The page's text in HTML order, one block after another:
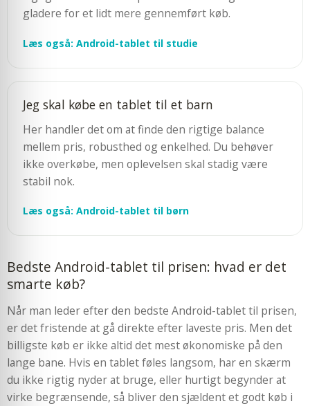
gladere for et lidt mere gennemført køb.
Læs også: Android-tablet til studie
Jeg skal købe en tablet til et barn
Her handler det om at finde den rigtige balance
mellem pris, robusthed og enkelhed. Du behøver
ikke overkøbe, men oplevelsen skal stadig være
stabil nok.
Læs også: Android-tablet til børn
Bedste Android-tablet til prisen: hvad er det
smarte køb?
Når man leder efter den bedste Android-tablet til prisen,
er det fristende at gå direkte efter laveste pris. Men det
billigste køb er ikke altid det mest økonomiske på den
lange bane. Hvis en tablet føles langsom, har en skærm
du ikke rigtig nyder at bruge, eller hurtigt begynder at
virke begrænsende, så bliver den sjældent et godt køb i